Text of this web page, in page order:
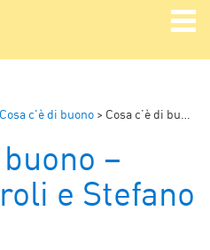
Cosa c'è di buono > Cosa c’è di buono – Nadia Amaroli e Stefano Grandi
–
e Stefano